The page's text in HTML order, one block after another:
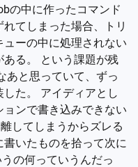
の中に作ったコマンド
てしまった場合、トリ
ーの中に処理されない
る。 という課題が残
あと思っていて、ずっ
た。 アイディアとし
ンで書き込みできない
してしまうからズレる
いたものを拾って次に
の何っていうんだっ